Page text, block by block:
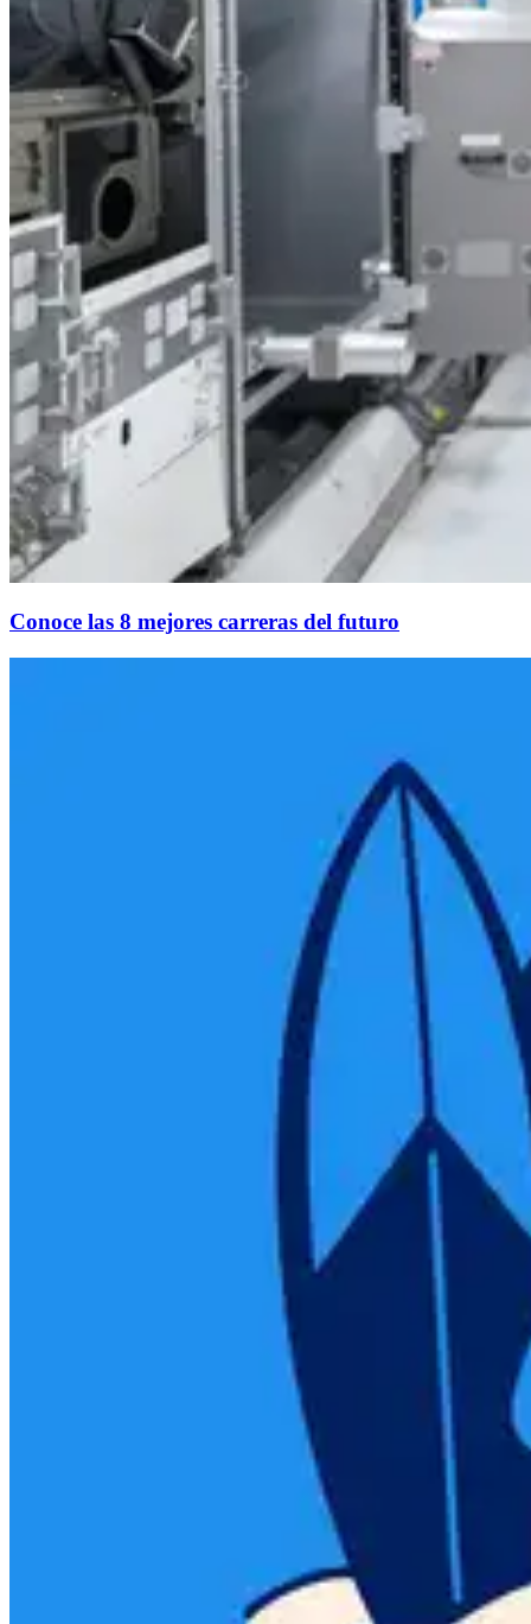
Conoce las 8 mejores carreras del futuro